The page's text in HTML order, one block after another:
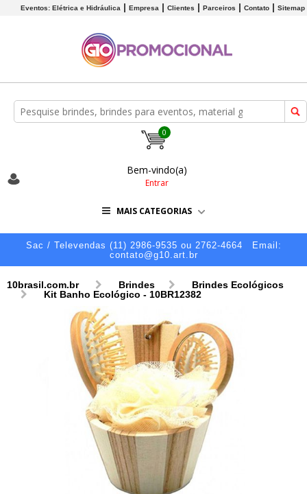
Eventos: Elétrica e Hidráulica Empresa Clientes Parceiros Contato Sitemap
0
Bem-vindo(a)
Entrar
MAIS CATEGORIAS
Sac / Televendas (11) 2986-9535 ou 2762-4664
Email:
contato@g10.art.br
10brasil.com.br Brindes
Brindes Ecológicos
Kit Banho Ecológico - 10BR12382